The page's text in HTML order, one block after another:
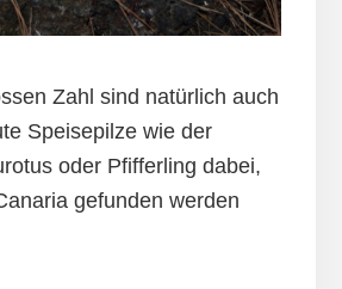
Zahl sind natürlich auch
Speisepilze wie der
oder Pfifferling dabei,
gefunden werden